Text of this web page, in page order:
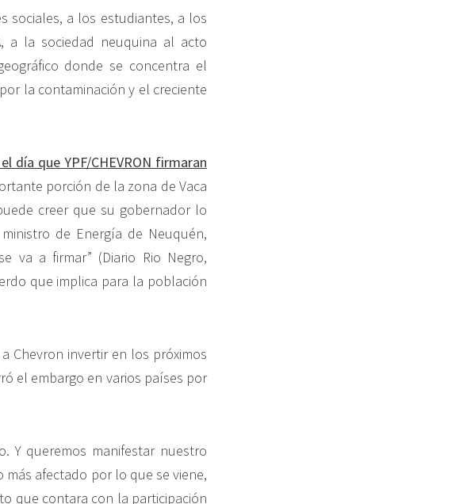
sociales, a los estudiantes, a los
a la sociedad neuquina al acto
donde se concentra el
la contaminación y el creciente
día que YPF/CHEVRON firmaran
porción de la zona de Vaca
creer que su gobernador lo
de Energía de Neuquén,
va a firmar” (Diario Rio Negro,
que implica para la población
Chevron invertir en los próximos
el embargo en varios países por
Y queremos manifestar nuestro
afectado por lo que se viene,
que contara con la participación